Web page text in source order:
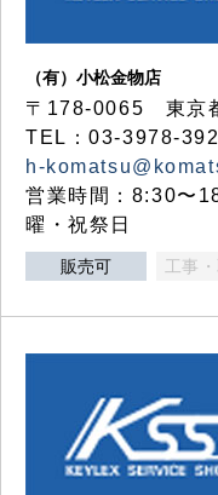
（有）小松金物店
〒178-0065 東京
TEL：03-3978-
h-
営業時間：8:30〜
曜・祝祭日
販売可 工事